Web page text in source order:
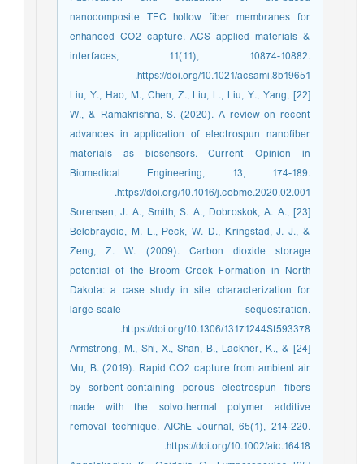
nanocomposite TFC hollow fiber membranes for
enhanced CO2 capture. ACS applied materials &
interfaces, 11(11), 10874-10882.
https://doi.org/10.1021/acsami.8b19651.
[22] Liu, Y., Hao, M., Chen, Z., Liu, L., Liu, Y., Yang,
W., & Ramakrishna, S. (2020). A review on recent
advances in application of electrospun nanofiber
materials as biosensors. Current Opinion in
Biomedical Engineering, 13, 174-189.
https://doi.org/10.1016/j.cobme.2020.02.001.
[23] Sorensen, J. A., Smith, S. A., Dobroskok, A. A.,
Belobraydic, M. L., Peck, W. D., Kringstad, J. J., &
Zeng, Z. W. (2009). Carbon dioxide storage
potential of the Broom Creek Formation in North
Dakota: a case study in site characterization for
large-scale sequestration.
https://doi.org/10.1306/13171244St593378.
[24] Armstrong, M., Shi, X., Shan, B., Lackner, K., &
Mu, B. (2019). Rapid CO2 capture from ambient air
by sorbent‐containing porous electrospun fibers
made with the solvothermal polymer additive
removal technique. AIChE Journal, 65(1), 214-220.
https://doi.org/10.1002/aic.16418.